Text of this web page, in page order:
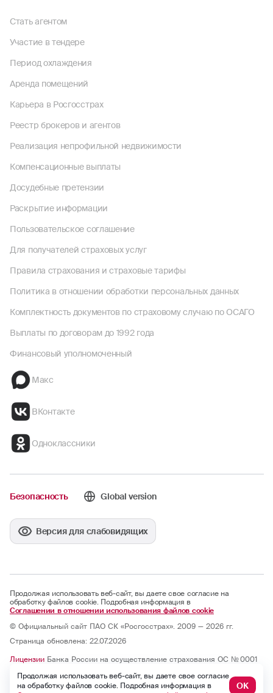
Стать агентом
Участие в тендере
Период охлаждения
Аренда помещений
Карьера в Росгосстрах
Реестр брокеров и агентов
Реализация непрофильной недвижимости
Компенсационные выплаты
Досудебные претензии
Раскрытие информации
Пользовательское соглашение
Для получателей страховых услуг
Правила страхования и страховые тарифы
Политика в отношении обработки персональных данных
Комплектность документов по страховому случаю по ОСАГО
Выплаты по договорам до 1992 года
Финансовый уполномоченный
Макс
ВКонтакте
Одноклассники
Безопасность Global version
Версия для слабовидящих
Продолжая использовать веб-сайт, вы даете свое согласие на
обработку файлов cookie. Подробная информация в
Соглашении в отношении использования файлов cookie
© Официальный сайт ПАО СК «Росгосстрах». 2009 — 2026 гг.
Страница обновлена: 22.07.2026
Лицензии Банка России на осуществление страхования ОС № 0001
№ 0001 — 05 и на осуществление перестрахования ПС № 0001 от
07.10.2025; бессрочные.
Продолжая использовать веб-сайт, вы даете свое согласие
на обработку файлов cookie. Подробная информация в
ОК